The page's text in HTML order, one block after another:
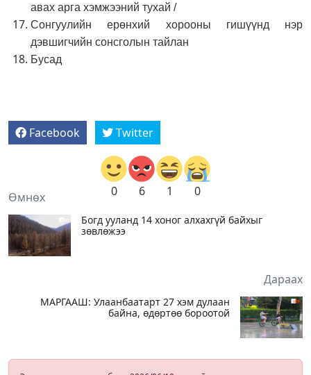
авах арга хэмжээний тухай /
Сонгуулийн ерөнхий хорооны гишүүнд нэр
дэвшигчийн сонсголын тайлан
Бусад
Facebook Twitter
0 6 1 0
Өмнөх
Богд ууланд 14 хоног алхахгүй байхыг
зөвлөжээ
Дараах
МАРГААШ: Улаанбаатарт 27 хэм дулаан
байна, өдөртөө бороотой